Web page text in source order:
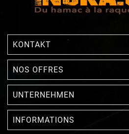
KONTAKT
NOS OFFRES
UNTERNEHMEN
INFORMATIONS